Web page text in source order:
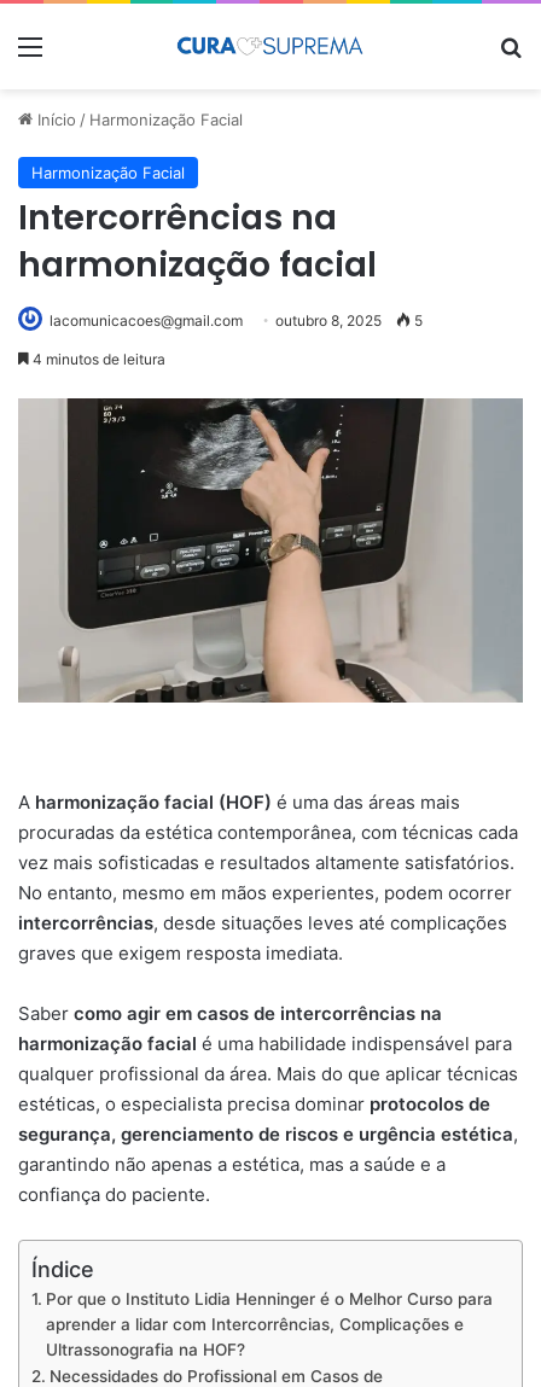
Menu
Início / Harmonização Facial
Harmonização Facial
Intercorrências na
harmonização facial
lacomunicacoes@gmail.com outubro 8, 2025 5
4 minutos de leitura
A harmonização facial (HOF) é uma das áreas mais
procuradas da estética contemporânea, com técnicas cada
vez mais sofisticadas e resultados altamente satisfatórios.
No entanto, mesmo em mãos experientes, podem ocorrer
intercorrências, desde situações leves até complicações
graves que exigem resposta imediata.
Saber como agir em casos de intercorrências na
harmonização facial é uma habilidade indispensável para
qualquer profissional da área. Mais do que aplicar técnicas
estéticas, o especialista precisa dominar protocolos de
segurança, gerenciamento de riscos e urgência estética,
garantindo não apenas a estética, mas a saúde e a
confiança do paciente.
Índice
Por que o Instituto Lidia Henninger é o Melhor Curso para
aprender a lidar com Intercorrências, Complicações e
Ultrassonografia na HOF?
Necessidades do Profissional em Casos de